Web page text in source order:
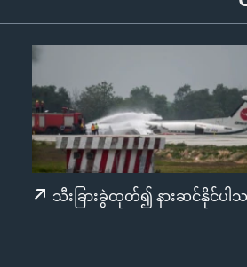
သီးခြားခွဲထုတ်၍ နားဆင်နိုင်ပါ